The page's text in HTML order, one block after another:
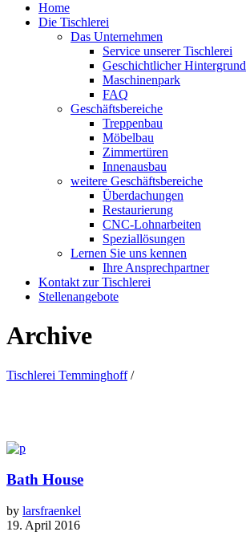
Home
Die Tischlerei
Das Unternehmen
Service unserer Tischlerei
Geschichtlicher Hintergrund
Maschinenpark
FAQ
Geschäftsbereiche
Treppenbau
Möbelbau
Zimmertüren
Innenausbau
weitere Geschäftsbereiche
Überdachungen
Restaurierung
CNC-Lohnarbeiten
Speziallösungen
Lernen Sie uns kennen
Ihre Ansprechpartner
Kontakt zur Tischlerei
Stellenangebote
Archive
Tischlerei Temminghoff/
Bath House
by larsfraenkel
19. April 2016